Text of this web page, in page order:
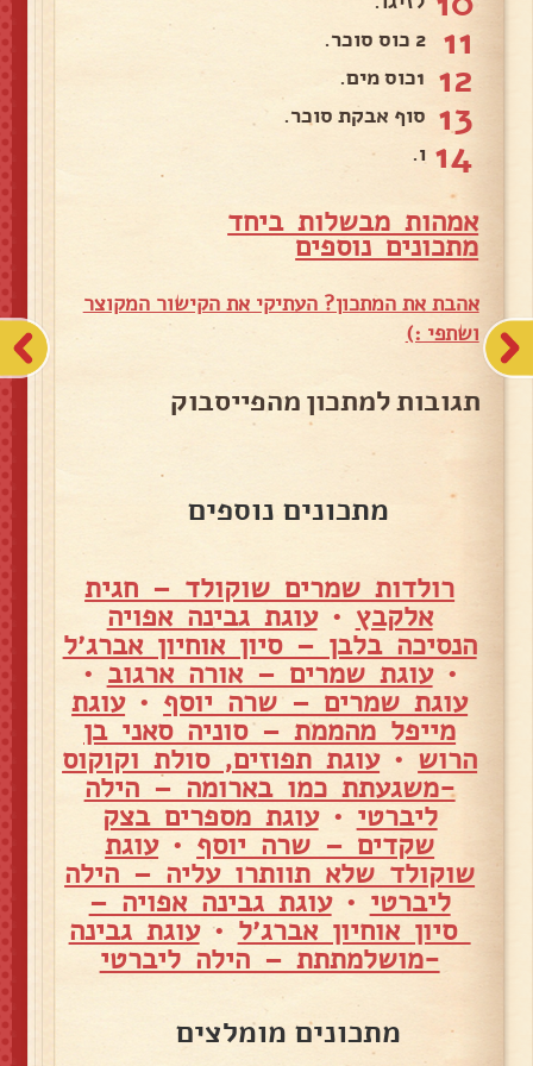
11 2 כוס סוכר.
12 1כוס מים.
13 סוף אבקת סוכר.
14 ו.
אמהות מבשלות ביחד
מתכונים נוספים
אהבת את המתכון? העתיקי את הקישור המקוצר
ושתפי :)
תגובות למתכון מהפייסבוק
מתכונים נוספים
רולדות שמרים שוקולד – חגית
אלקבץ •עוגת גבינה אפויה
הנסיכה בלבן – סיון אוחיון אברג׳ל
•עוגת שמרים – אורה ארגוב •
עוגת שמרים – שרה יוסף •עוגת
מייפל מהממת – סוניה סאני בן
הרוש •עוגת תפוזים, סולת וקוקוס
-משגעתת כמו בארומה – הילה
ליברטי •עוגת מספרים בצק
שקדים – שרה יוסף •עוגת
שוקולד שלא תוותרו עליה – הילה
ליברטי •עוגת גבינה אפויה –
סיון אוחיון אברג׳ל •עוגת גבינה
-מושלמתתת – הילה ליברטי
מתכונים מומלצים